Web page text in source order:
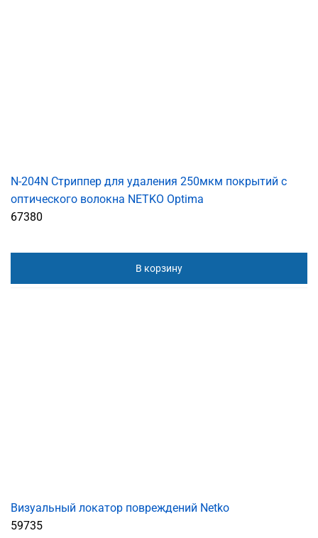
N-204N Cтриппер для удаления 250мкм покрытий с
оптического волокна NETKO Optima
67380
В корзину
Визуальный локатор повреждений Netko
59735